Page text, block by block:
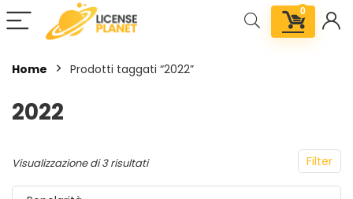
0
Home Prodotti taggati “2022”
2022
Filter
Visualizzazione di 3 risultati